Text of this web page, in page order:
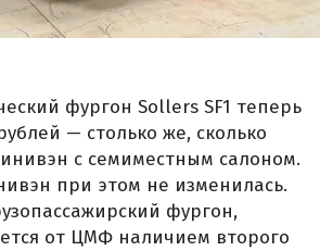
фургон Sollers SF1 теперь
— столько же, сколько
с семиместным салоном.
при этом не изменилась.
фургон,
от ЦМФ наличием второго